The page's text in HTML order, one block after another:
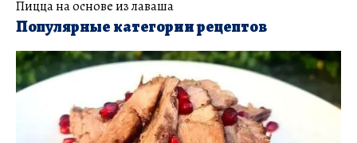
Пицца на основе из лаваша
Популярные категории рецептов